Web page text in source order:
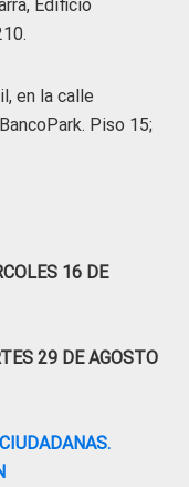
Edificio
en la calle
Piso 15;
16 DE
29 DE AGOSTO